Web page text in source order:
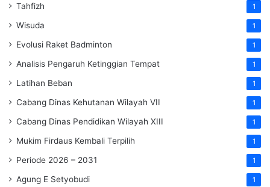
Tahfizh 1
Wisuda 1
Evolusi Raket Badminton 1
Analisis Pengaruh Ketinggian Tempat 1
Latihan Beban 1
Cabang Dinas Kehutanan Wilayah VII 1
Cabang Dinas Pendidikan Wilayah XIII 1
Mukim Firdaus Kembali Terpilih 1
Periode 2026 – 2031 1
Agung E Setyobudi 1